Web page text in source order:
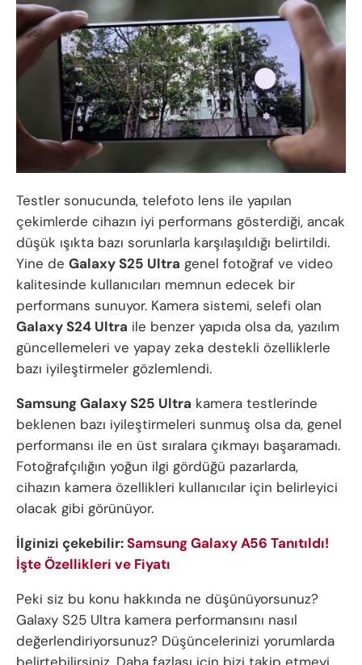
Testler sonucunda, telefoto lens ile yapılan
çekimlerde cihazın iyi performans gösterdiği, ancak
düşük ışıkta bazı sorunlarla karşılaşıldığı belirtildi.
Yine de Galaxy S25 Ultra genel fotoğraf ve video
kalitesinde kullanıcıları memnun edecek bir
performans sunuyor. Kamera sistemi, selefi olan
Galaxy S24 Ultra ile benzer yapıda olsa da, yazılım
güncellemeleri ve yapay zeka destekli özelliklerle
bazı iyileştirmeler gözlemlendi.
Samsung Galaxy S25 Ultra kamera testlerinde
beklenen bazı iyileştirmeleri sunmuş olsa da, genel
performansı ile en üst sıralara çıkmayı başaramadı.
Fotoğrafçılığın yoğun ilgi gördüğü pazarlarda,
cihazın kamera özellikleri kullanıcılar için belirleyici
olacak gibi görünüyor.
İlginizi çekebilir:Samsung Galaxy A56 Tanıtıldı!
İşte Özellikleri ve Fiyatı
Peki siz bu konu hakkında ne düşünüyorsunuz?
Galaxy S25 Ultra kamera performansını nasıl
değerlendiriyorsunuz? Düşüncelerinizi yorumlarda